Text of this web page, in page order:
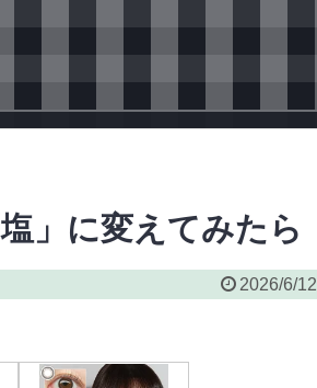
」に変えてみたら
2026/6/12